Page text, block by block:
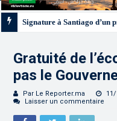
Gratuité de
pas le
Par Le Reporter.ma
Laisser un commentaire